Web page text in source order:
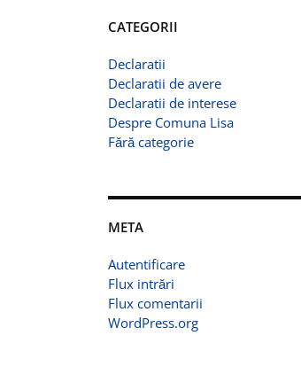
CATEGORII
Declaratii
Declaratii de avere
Declaratii de interese
Despre Comuna Lisa
Fără categorie
META
Autentificare
Flux intrări
Flux comentarii
WordPress.org